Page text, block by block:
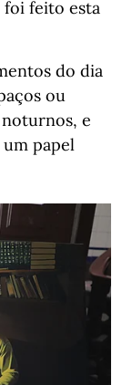
foi feito esta
do dia
ou
e
papel